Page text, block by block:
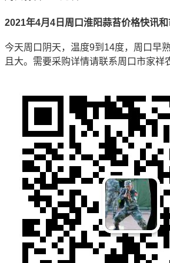
2021年4月4日周口淮阳蒜苔价格快讯
今天周口阴天，温度9到14度，周口早
且大。需要采购详情请联系周口市家祥